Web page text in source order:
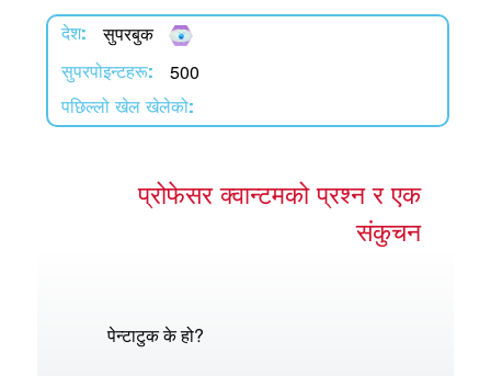
देश: सुपरबुक
सुपरपोइन्टहरू: 500
पछिल्लो खेल खेलेको:
प्रोफेसर क्वान्टमको प्रश्न र एक
संकुचन
पेन्टाटुक के हो?